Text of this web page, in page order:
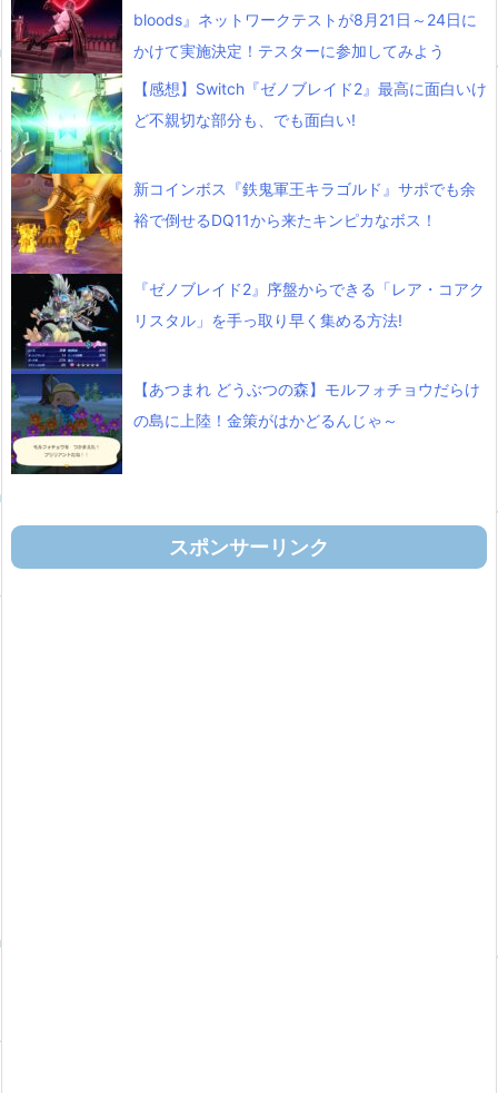
bloods』ネットワークテストが8月21日～24日に
かけて実施決定！テスターに参加してみよう
【感想】Switch『ゼノブレイド2』最高に面白いけ
ど不親切な部分も、でも面白い!
新コインボス『鉄鬼軍王キラゴルド』サポでも余
裕で倒せるDQ11から来たキンピカなボス！
『ゼノブレイド2』序盤からできる「レア・コアク
リスタル」を手っ取り早く集める方法!
【あつまれ どうぶつの森】モルフォチョウだらけ
の島に上陸！金策がはかどるんじゃ～
スポンサーリンク